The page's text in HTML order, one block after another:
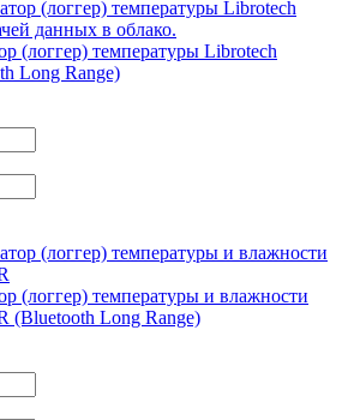
(логгер) температуры Librotech
Long Range)
(логгер) температуры и влажности
(Bluetooth Long Range)